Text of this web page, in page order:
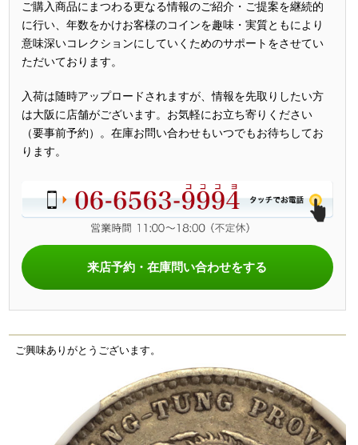
ご購入商品にまつわる更なる情報のご紹介・ご提案を継続的
に行い、年数をかけお客様のコインを趣味・実質ともにより
意味深いコレクションにしていくためのサポートをさせてい
ただいております。
入荷は随時アップロードされますが、情報を先取りしたい方
は大阪に店舗がございます。お気軽にお立ち寄りください
（要事前予約）。在庫お問い合わせもいつでもお待ちしてお
ります。
来店予約・在庫問い合わせをする
ご興味ありがとうございます。